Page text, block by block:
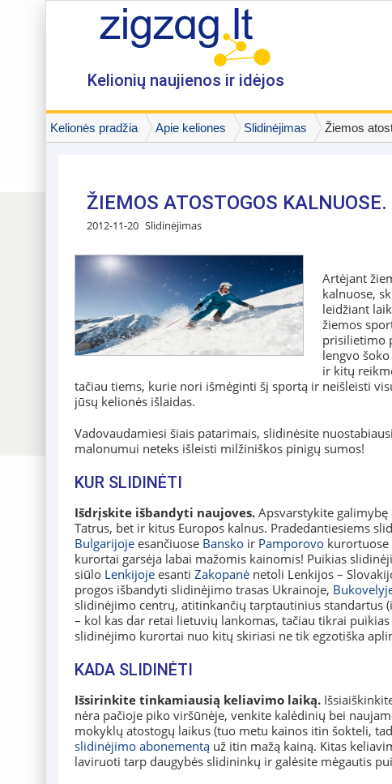
Kelionių naujienos ir idėjos
Kelionės pradžia Apie keliones Slidinėjimas Žiemos
ŽIEMOS ATOSTOGOS
2012-11-20 Slidinėjimas
Artėjant
kalnuose,
leidžiant
žiemos
prisilietimo
lengvo
ir kitų
tačiau tiems, kurie nori išmėginti šį sportą ir neišleisti
jūsų kelionės išlaidas.
Vadovaudamiesi šiais patarimais, slidinėsite
malonumui neteks išleisti milžiniškos pinigų sumos!
KUR SLIDINĖTI
Išdrįskite išbandyti naujoves. Apsvarstykite
Tatrus, bet ir kitus Europos kalnus. Pradedantiesiems
Bulgarijoje esančiuose Bansko ir Pamporovo kurortuose
kurortai garsėja labai mažomis kainomis! Puikias
siūlo Lenkijoje esanti Zakopanė netoli Lenkijos –
progos išbandyti slidinėjimo trasas Ukrainoje,
slidinėjimo centrų, atitinkančių tarptautinius standartus
– kol kas dar retai lietuvių lankomas, tačiau tikrai puikias
slidinėjimo kurortai nuo kitų skiriasi ne tik egzotiška
KADA SLIDINĖTI
Išsirinkite tinkamiausią keliavimo laiką.
nėra pačioje piko viršūnėje, venkite kalėdinių bei
mokyklų atostogų laikus (tuo metu kainos itin šokteli,
slidinėjimo abonementą už itin mažą kainą. Kitas
laviruoti tarp daugybės slidininkų ir galėsite mėgautis